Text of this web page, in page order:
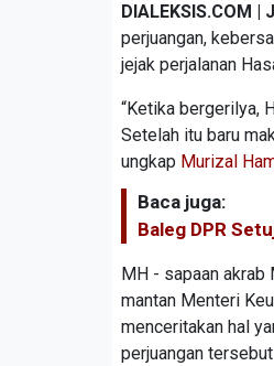
DIALEKSIS.COM |
perjuangan,
jejak perjalanan
“Ketika bergerilya,
Setelah itu baru
ungkap Murizal
Baca juga:
Baleg DPR
MH - sapaan
mantan Menteri
menceritakan hal
perjuangan